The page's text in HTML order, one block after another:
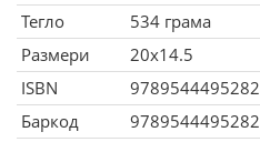
Тегло
534 грама
Размери
20x14.5
ISBN
9789544495282
Баркод
9789544495282